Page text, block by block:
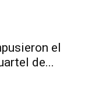
el
de...